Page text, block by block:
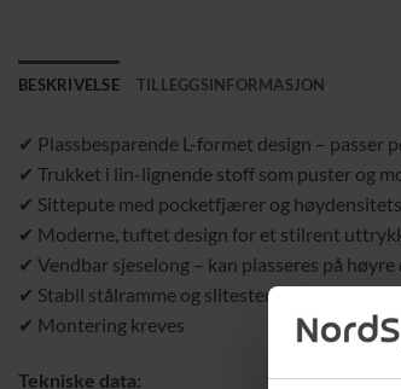
BESKRIVELSE TILLEGGSINFORMASJON
✔ Plassbesparende L-formet design – passer
✔ Trukket i lin-lignende stoff som puster og
✔ Sittepute med pocketfjærer og
✔ Moderne, tuftet design for et stilrent
✔ Vendbar sjeselong – kan plasseres på
✔ Stabil stålramme og slitesterke plastben
✔ Montering kreves
Tekniske data: